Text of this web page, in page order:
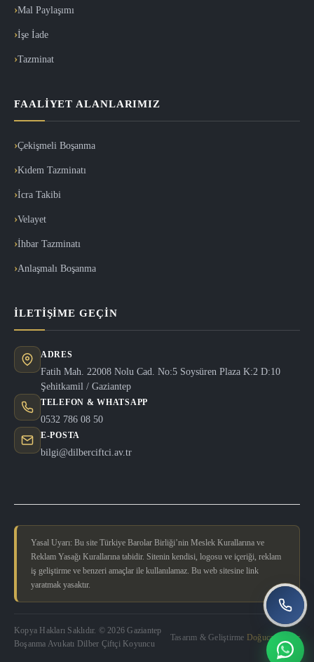
Mal Paylaşımı
İşe İade
Tazminat
FAALIYET ALANLARIMIZ
Çekişmeli Boşanma
Kıdem Tazminatı
İcra Takibi
Velayet
İhbar Tazminatı
Anlaşmalı Boşanma
İLETIŞIME GEÇIN
ADRES
Fatih Mah. 22008 Nolu Cad. No:5 Soysüren Plaza K:2 D:10
Şehitkamil / Gaziantep
TELEFON & WHATSAPP
0532 786 08 50
E-POSTA
bilgi@dilberciftci.av.tr
Yasal Uyarı: Bu site Türkiye Barolar Birliği’nin Meslek Kurallarına ve
Reklam Yasağı Kurallarına tabidir. Sitenin kendisi, logosu ve içeriği, reklam
iş geliştirme ve benzeri amaçlar ile kullanılamaz. Bu web sitesine link
yaratmak yasaktır.
Kopya Hakları Saklıdır. © 2026 Gaziantep
Boşanma Avukatı Dilber Çiftçi Koyuncu
Tasarım & Geliştirme Doğucan Güler